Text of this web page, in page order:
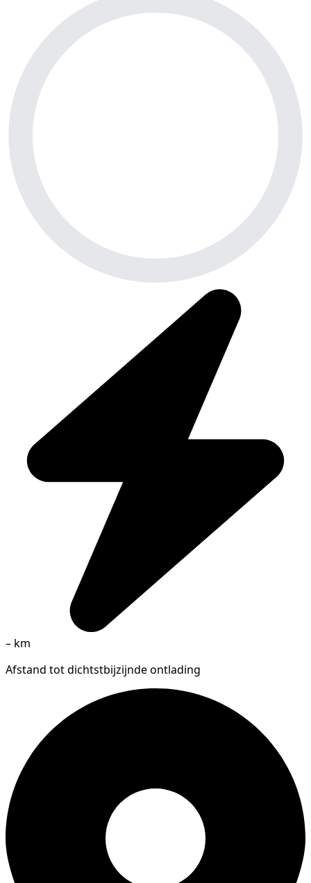
– km
Afstand tot dichtstbijzijnde ontlading